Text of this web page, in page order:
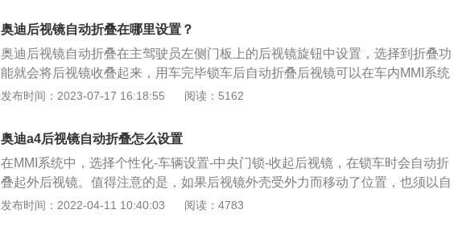
的驱动力分配给后桥的驱动力分配系统，并使用了quattro变速箱、6挡手动变速
箱和Stronic7挡双离合器变速箱，驱动力通过一个自锁式中央差速器分配，扭力
通过驱动轴传递到前桥差速器并通过传动轴达到后桥变速箱。
奥迪后视镜自动折叠在哪里设置？
奥迪后视镜自动折叠在主驾驶员左侧门板上的后视镜旋钮中设置，选择到折叠功
能就会将后视镜收叠起来，用车完毕锁车后自动折叠后视镜可以在车内MMI系统
中设置：1、选择汽车；2、选择车辆设置；3、选择中央门锁；4、选择收起后视
7、A8、Q1、Q2、Q3、Q5、Q7、Q8、TT、R8以及S、RS性能系列。
发布时间：2023-07-17 16:18:55 阅读：5162
奥迪a4后视镜自动折叠怎么设置
在MMI系统中，选择个性化-车辆设置-中央门锁-收起后视镜，在锁车时会自动折
叠起外后视镜。值得注意的是，如果后视镜外壳受外力而移动了位置，也须以自
动方式将后视镜完全折叠起来。任何时候都不可以手动将后视镜搬回原位，会影
发布时间：2022-04-11 10:40:03 阅读：4783